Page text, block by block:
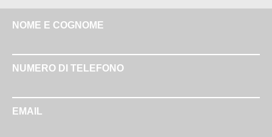
NOME E COGNOME
NUMERO DI TELEFONO
EMAIL